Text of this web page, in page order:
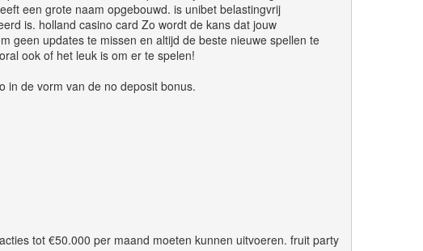
een grote naam opgebouwd. is unibet belastingvrij
is. holland casino card Zo wordt de kans dat jouw
geen updates te missen en altijd de beste nieuwe spellen te
ook of het leuk is om er te spelen!
in de vorm van de no deposit bonus.
tot €50.000 per maand moeten kunnen uitvoeren. fruit party